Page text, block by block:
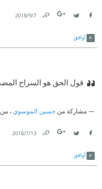
7‏/9‏/2018
أوافق
قول الحق هو السراج
مشاركة من حسين الموسوي ،
13‏/7‏/2018
أوافق